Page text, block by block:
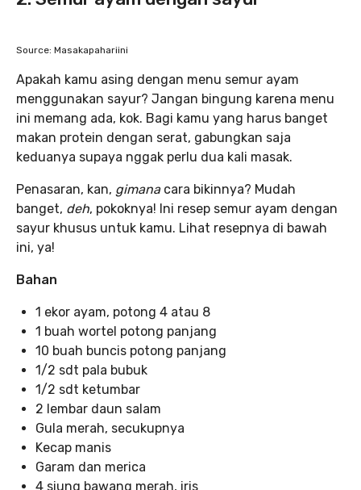
Source: Masakapahariini
Apakah kamu asing dengan menu semur ayam
menggunakan sayur? Jangan bingung karena menu
ini memang ada, kok. Bagi kamu yang harus banget
makan protein dengan serat, gabungkan saja
keduanya supaya nggak perlu dua kali masak.
Penasaran, kan, gimanacara bikinnya? Mudah
banget, deh, pokoknya! Ini resep semur ayam dengan
sayur khusus untuk kamu. Lihat resepnya di bawah
ini, ya!
Bahan
1 ekor ayam, potong 4 atau 8
1 buah wortel potong panjang
10 buah buncis potong panjang
1/2 sdt pala bubuk
1/2 sdt ketumbar
2 lembar daun salam
Gula merah, secukupnya
Kecap manis
Garam dan merica
4 siung bawang merah, iris